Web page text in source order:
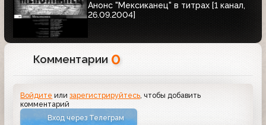
Анонс "Мексиканец" в титрах [1 канал,
26.09.2004]
Комментарии 0
Войдите илизарегистрируйтесь , чтобы добавить
комментарий
Вход через Телеграм